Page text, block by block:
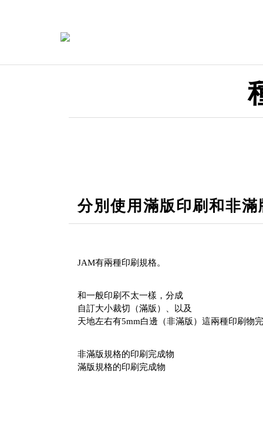
分別使用滿版印刷和非滿
JAM有兩種印刷規格。
和一般印刷不太一樣，分成
自訂大小裁切（滿版）、以及
天地左右有5mm白邊（非滿版）這兩種印刷物
非滿版規格的印刷完成物
滿版規格的印刷完成物